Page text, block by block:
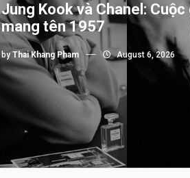
Jung Kook và Chanel: Cuộc
mang tên 1957
by Thai Khang Pham August 6, 2026